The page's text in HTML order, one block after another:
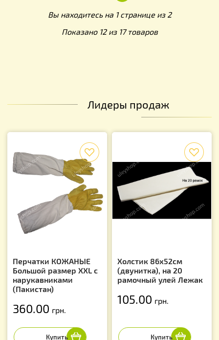
Вы находитесь на 1 странице из 2
Показано 12 из 17 товаров
Лидеры продаж
Перчатки КОЖАНЫЕ
Большой размер XXL с
нарукавниками
(Пакистан)
360.00 грн.
Холстик 86х52см
(двунитка), на 20
рамочный улей Лежак
105.00 грн.